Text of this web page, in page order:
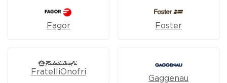
Fagor Foster
FratelliOnofri
Gaggenau